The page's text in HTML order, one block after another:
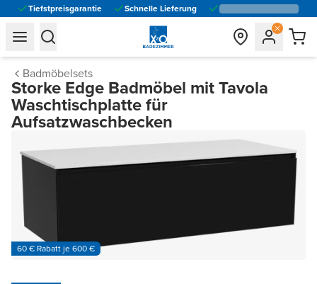
Tiefstpreisgarantie Schnelle Lieferung
general.navigation.toggle_menu.label
general.navigation.toggle_menu.label
Badmöbelsets
Storke Edge Badmöbel mit Tavola
Waschtischplatte für
Aufsatzwaschbecken
60 € Rabatt je 600 €